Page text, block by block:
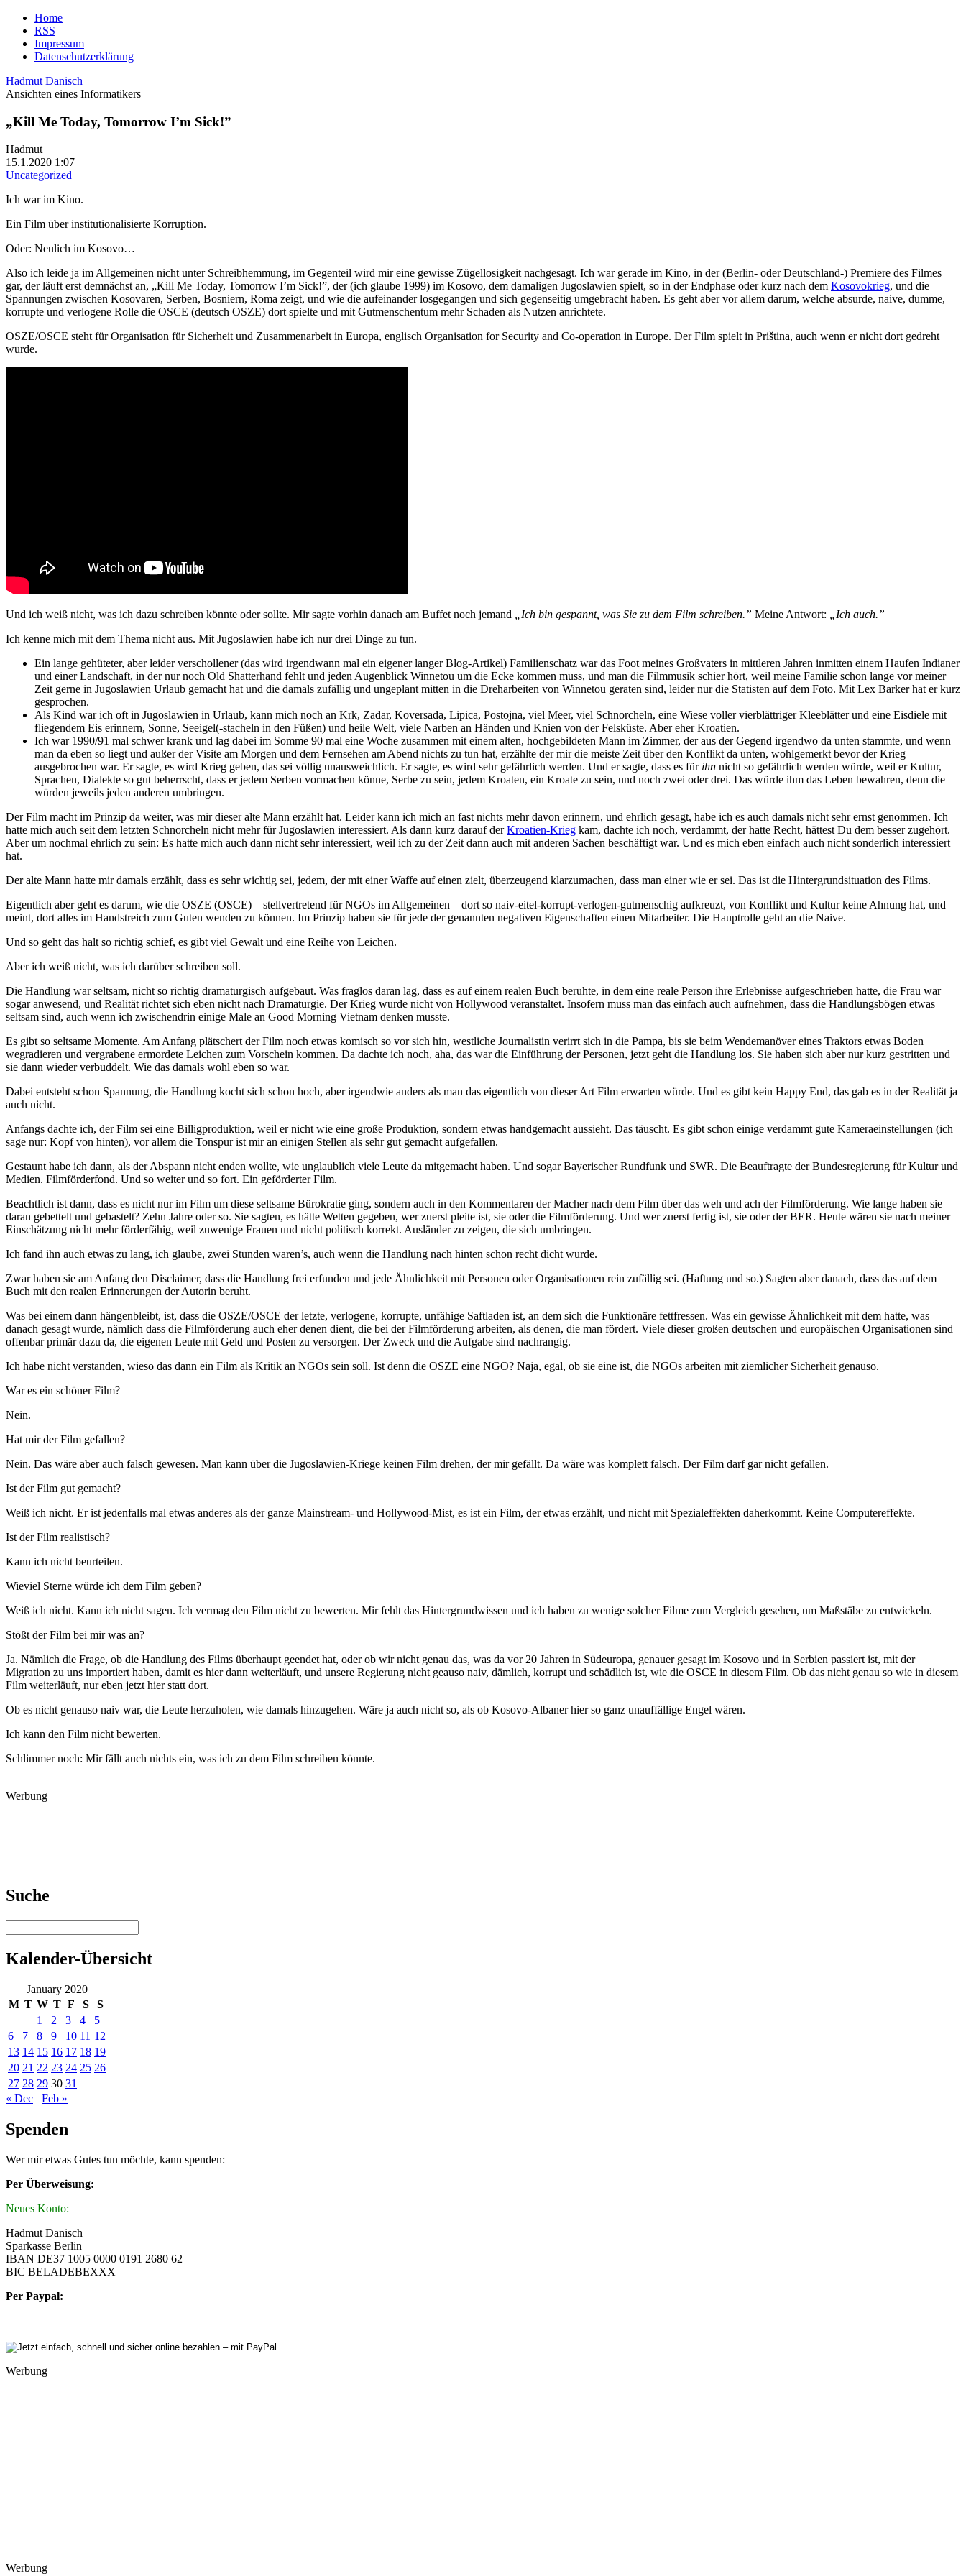
Home
RSS
Impressum
Datenschutzerklärung
Hadmut Danisch
Ansichten eines Informatikers
„Kill Me Today, Tomorrow I’m Sick!”
Hadmut
15.1.2020 1:07
Uncategorized
Ich war im Kino.
Ein Film über institutionalisierte Korruption.
Oder: Neulich im Kosovo…
Also ich leide ja im Allgemeinen nicht unter Schreibhemmung, im Gegenteil wird mir eine gewisse Zügellosigkeit nachgesagt. Ich war gerade im Kino, in der (Berlin- oder Deutschland-) Premiere des Filmes
gar, der läuft erst demnächst an, „Kill Me Today, Tomorrow I’m Sick!”, der (ich glaube 1999) im Kosovo, dem damaligen Jugoslawien spielt, so in der Endphase oder kurz nach dem Kosovokrieg, und die
Spannungen zwischen Kosovaren, Serben, Bosniern, Roma zeigt, und wie die aufeinander losgegangen und sich gegenseitig umgebracht haben. Es geht aber vor allem darum, welche absurde, naive, dumme,
korrupte und verlogene Rolle die OSCE (deutsch OSZE) dort spielte und mit Gutmenschentum mehr Schaden als Nutzen anrichtete.
OSZE/OSCE steht für Organisation für Sicherheit und Zusammenarbeit in Europa, englisch Organisation for Security and Co-operation in Europe. Der Film spielt in Priština, auch wenn er nicht dort gedreht
wurde.
Und ich weiß nicht, was ich dazu schreiben könnte oder sollte. Mir sagte vorhin danach am Buffet noch jemand „Ich bin gespannt, was Sie zu dem Film schreiben.” Meine Antwort: „Ich auch.”
Ich kenne mich mit dem Thema nicht aus. Mit Jugoslawien habe ich nur drei Dinge zu tun.
Ein lange gehüteter, aber leider verschollener (das wird irgendwann mal ein eigener langer Blog-Artikel) Familienschatz war das Foot meines Großvaters in mittleren Jahren inmitten einem Haufen Indianer
und einer Landschaft, in der nur noch Old Shatterhand fehlt und jeden Augenblick Winnetou um die Ecke kommen muss, und man die Filmmusik schier hört, weil meine Familie schon lange vor meiner
Zeit gerne in Jugoslawien Urlaub gemacht hat und die damals zufällig und ungeplant mitten in die Dreharbeiten von Winnetou geraten sind, leider nur die Statisten auf dem Foto. Mit Lex Barker hat er kurz
gesprochen.
Als Kind war ich oft in Jugoslawien in Urlaub, kann mich noch an Krk, Zadar, Koversada, Lipica, Postojna, viel Meer, viel Schnorcheln, eine Wiese voller vierblättriger Kleeblätter und eine Eisdiele mit
fliegendem Eis erinnern, Sonne, Seeigel(-stacheln in den Füßen) und heile Welt, viele Narben an Händen und Knien von der Felsküste. Aber eher Kroatien.
Ich war 1990/91 mal schwer krank und lag dabei im Somme 90 mal eine Woche zusammen mit einem alten, hochgebildeten Mann im Zimmer, der aus der Gegend irgendwo da unten stammte, und wenn
man da eben so liegt und außer der Visite am Morgen und dem Fernsehen am Abend nichts zu tun hat, erzählte der mir die meiste Zeit über den Konflikt da unten, wohlgemerkt bevor der Krieg
ausgebrochen war. Er sagte, es wird Krieg geben, das sei völlig unausweichlich. Er sagte, es wird sehr gefährlich werden. Und er sagte, dass es für ihn nicht so gefährlich werden würde, weil er Kultur,
Sprachen, Dialekte so gut beherrscht, dass er jedem Serben vormachen könne, Serbe zu sein, jedem Kroaten, ein Kroate zu sein, und noch zwei oder drei. Das würde ihm das Leben bewahren, denn die
würden jeweils jeden anderen umbringen.
Der Film macht im Prinzip da weiter, was mir dieser alte Mann erzählt hat. Leider kann ich mich an fast nichts mehr davon erinnern, und ehrlich gesagt, habe ich es auch damals nicht sehr ernst genommen. Ich
hatte mich auch seit dem letzten Schnorcheln nicht mehr für Jugoslawien interessiert. Als dann kurz darauf derKroatien-Krieg kam, dachte ich noch, verdammt, der hatte Recht, hättest Du dem besser zugehört.
Aber um nochmal ehrlich zu sein: Es hatte mich auch dann nicht sehr interessiert, weil ich zu der Zeit dann auch mit anderen Sachen beschäftigt war. Und es mich eben einfach auch nicht sonderlich interessiert
hat.
Der alte Mann hatte mir damals erzählt, dass es sehr wichtig sei, jedem, der mit einer Waffe auf einen zielt, überzeugend klarzumachen, dass man einer wie er sei. Das ist die Hintergrundsituation des Films.
Eigentlich aber geht es darum, wie die OSZE (OSCE) – stellvertretend für NGOs im Allgemeinen – dort so naiv-eitel-korrupt-verlogen-gutmenschig aufkreuzt, von Konflikt und Kultur keine Ahnung hat, und
meint, dort alles im Handstreich zum Guten wenden zu können. Im Prinzip haben sie für jede der genannten negativen Eigenschaften einen Mitarbeiter. Die Hauptrolle geht an die Naive.
Und so geht das halt so richtig schief, es gibt viel Gewalt und eine Reihe von Leichen.
Aber ich weiß nicht, was ich darüber schreiben soll.
Die Handlung war seltsam, nicht so richtig dramaturgisch aufgebaut. Was fraglos daran lag, dass es auf einem realen Buch beruhte, in dem eine reale Person ihre Erlebnisse aufgeschrieben hatte, die Frau war
sogar anwesend, und Realität richtet sich eben nicht nach Dramaturgie. Der Krieg wurde nicht von Hollywood veranstaltet. Insofern muss man das einfach auch aufnehmen, dass die Handlungsbögen etwas
seltsam sind, auch wenn ich zwischendrin einige Male an Good Morning Vietnam denken musste.
Es gibt so seltsame Momente. Am Anfang plätschert der Film noch etwas komisch so vor sich hin, westliche Journalistin verirrt sich in die Pampa, bis sie beim Wendemanöver eines Traktors etwas Boden
wegradieren und vergrabene ermordete Leichen zum Vorschein kommen. Da dachte ich noch, aha, das war die Einführung der Personen, jetzt geht die Handlung los. Sie haben sich aber nur kurz gestritten und
sie dann wieder verbuddelt. Wie das damals wohl eben so war.
Dabei entsteht schon Spannung, die Handlung kocht sich schon hoch, aber irgendwie anders als man das eigentlich von dieser Art Film erwarten würde. Und es gibt kein Happy End, das gab es in der Realität ja
auch nicht.
Anfangs dachte ich, der Film sei eine Billigproduktion, weil er nicht wie eine große Produktion, sondern etwas handgemacht aussieht. Das täuscht. Es gibt schon einige verdammt gute Kameraeinstellungen (ich
sage nur: Kopf von hinten), vor allem die Tonspur ist mir an einigen Stellen als sehr gut gemacht aufgefallen.
Gestaunt habe ich dann, als der Abspann nicht enden wollte, wie unglaublich viele Leute da mitgemacht haben. Und sogar Bayerischer Rundfunk und SWR. Die Beauftragte der Bundesregierung für Kultur und
Medien. Filmförderfond. Und so weiter und so fort. Ein geförderter Film.
Beachtlich ist dann, dass es nicht nur im Film um diese seltsame Bürokratie ging, sondern auch in den Kommentaren der Macher nach dem Film über das weh und ach der Filmförderung. Wie lange haben sie
daran gebettelt und gebastelt? Zehn Jahre oder so. Sie sagten, es hätte Wetten gegeben, wer zuerst pleite ist, sie oder die Filmförderung. Und wer zuerst fertig ist, sie oder der BER. Heute wären sie nach meiner
Einschätzung nicht mehr förderfähig, weil zuwenige Frauen und nicht politisch korrekt. Ausländer zu zeigen, die sich umbringen.
Ich fand ihn auch etwas zu lang, ich glaube, zwei Stunden waren’s, auch wenn die Handlung nach hinten schon recht dicht wurde.
Zwar haben sie am Anfang den Disclaimer, dass die Handlung frei erfunden und jede Ähnlichkeit mit Personen oder Organisationen rein zufällig sei. (Haftung und so.) Sagten aber danach, dass das auf dem
Buch mit den realen Erinnerungen der Autorin beruht.
Was bei einem dann hängenbleibt, ist, dass die OSZE/OSCE der letzte, verlogene, korrupte, unfähige Saftladen ist, an dem sich die Funktionäre fettfressen. Was ein gewisse Ähnlichkeit mit dem hatte, was
danach gesagt wurde, nämlich dass die Filmförderung auch eher denen dient, die bei der Filmförderung arbeiten, als denen, die man fördert. Viele dieser großen deutschen und europäischen Organisationen sind
offenbar primär dazu da, die eigenen Leute mit Geld und Posten zu versorgen. Der Zweck und die Aufgabe sind nachrangig.
Ich habe nicht verstanden, wieso das dann ein Film als Kritik an NGOs sein soll. Ist denn die OSZE eine NGO? Naja, egal, ob sie eine ist, die NGOs arbeiten mit ziemlicher Sicherheit genauso.
War es ein schöner Film?
Nein.
Hat mir der Film gefallen?
Nein. Das wäre aber auch falsch gewesen. Man kann über die Jugoslawien-Kriege keinen Film drehen, der mir gefällt. Da wäre was komplett falsch. Der Film darf gar nicht gefallen.
Ist der Film gut gemacht?
Weiß ich nicht. Er ist jedenfalls mal etwas anderes als der ganze Mainstream- und Hollywood-Mist, es ist ein Film, der etwas erzählt, und nicht mit Spezialeffekten daherkommt. Keine Computereffekte.
Ist der Film realistisch?
Kann ich nicht beurteilen.
Wieviel Sterne würde ich dem Film geben?
Weiß ich nicht. Kann ich nicht sagen. Ich vermag den Film nicht zu bewerten. Mir fehlt das Hintergrundwissen und ich haben zu wenige solcher Filme zum Vergleich gesehen, um Maßstäbe zu entwickeln.
Stößt der Film bei mir was an?
Ja. Nämlich die Frage, ob die Handlung des Films überhaupt geendet hat, oder ob wir nicht genau das, was da vor 20 Jahren in Südeuropa, genauer gesagt im Kosovo und in Serbien passiert ist, mit der
Migration zu uns importiert haben, damit es hier dann weiterläuft, und unsere Regierung nicht geauso naiv, dämlich, korrupt und schädlich ist, wie die OSCE in diesem Film. Ob das nicht genau so wie in diesem
Film weiterläuft, nur eben jetzt hier statt dort.
Ob es nicht genauso naiv war, die Leute herzuholen, wie damals hinzugehen. Wäre ja auch nicht so, als ob Kosovo-Albaner hier so ganz unauffällige Engel wären.
Ich kann den Film nicht bewerten.
Schlimmer noch: Mir fällt auch nichts ein, was ich zu dem Film schreiben könnte.
Werbung
Suche
Kalender-Übersicht
January 2020
M T W T F S
S
1
2 3 4
5
6
7 8 9 10 11 12
13 14 15 16 17 18 19
20 21 22 23 24 25 26
27 28 29 30 31
« Dec
Feb »
Spenden
Wer mir etwas Gutes tun möchte, kann spenden:
Per Überweisung:
Neues Konto:
Hadmut Danisch
Sparkasse Berlin
IBAN DE37 1005 0000 0191 2680 62
BIC BELADEBEXXX
Per Paypal:
Werbung
Werbung